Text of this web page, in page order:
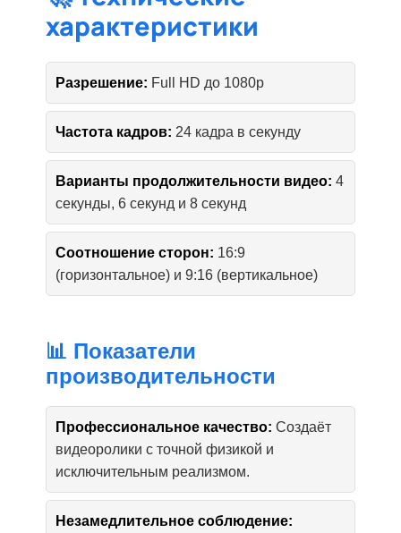
характеристики
Разрешение: Full HD до 1080p
Частота кадров: 24 кадра в секунду
Варианты продолжительности видео: 4
секунды, 6 секунд и 8 секунд
Соотношение сторон: 16:9
(горизонтальное) и 9:16 (вертикальное)
📊 Показатели
производительности
Профессиональное качество: Создаёт
видеоролики с точной физикой и
исключительным реализмом.
Незамедлительное соблюдение: